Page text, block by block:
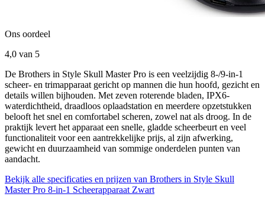
Ons oordeel
4,0 van 5
De Brothers in Style Skull Master Pro is een veelzijdig 8-/9-in-1
scheer- en trimapparaat gericht op mannen die hun hoofd, gezicht en
details willen bijhouden. Met zeven roterende bladen, IPX6-
waterdichtheid, draadloos oplaadstation en meerdere opzetstukken
belooft het snel en comfortabel scheren, zowel nat als droog. In de
praktijk levert het apparaat een snelle, gladde scheerbeurt en veel
functionaliteit voor een aantrekkelijke prijs, al zijn afwerking,
gewicht en duurzaamheid van sommige onderdelen punten van
aandacht.
Bekijk alle specificaties en prijzen van Brothers in Style Skull
Master Pro 8-in-1 Scheerapparaat Zwart